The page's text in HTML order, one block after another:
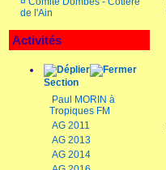
de l'Ain
Activités
Section
Paul MORIN à
Tropiques FM
AG 2011
AG 2013
AG 2014